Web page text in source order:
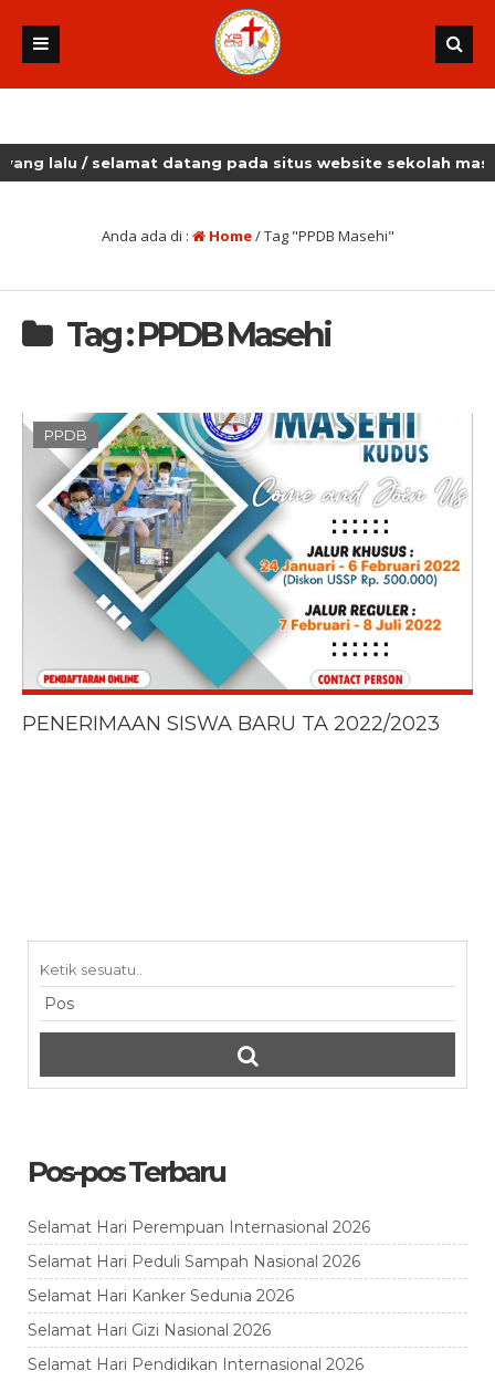
lalu/ selamat datang pada situs website sekolah masehi
Anda ada di : Home/Tag "PPDB Masehi"
Tag : PPDB Masehi
PPDB
PENERIMAAN SISWA BARU TA 2022/2023
Pos-pos Terbaru
Selamat Hari Perempuan Internasional 2026
Selamat Hari Peduli Sampah Nasional 2026
Selamat Hari Kanker Sedunia 2026
Selamat Hari Gizi Nasional 2026
Selamat Hari Pendidikan Internasional 2026